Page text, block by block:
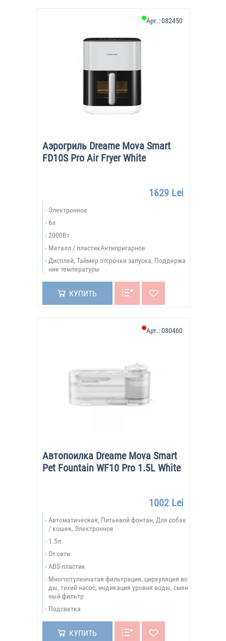
Аэрогриль Dreame Mova Smart
FD10S Pro Air Fryer White
Арт.:082450
1629 Lei
Электронное
6л
2000Вт
Металл / пластикАнтипригарное
Дисплей, Таймер отсрочки запуска, Поддержа
ние температуры
КУПИТЬ
Автопоилка Dreame Mova Smart
Pet Fountain WF10 Pro 1.5L White
Арт.:080460
1002 Lei
Автоматическая, Питьевой фонтан, Для собак
/ кошек, Электронное
1.5л
От сети
ABS-пластик
Многоступенчатая фильтрация, циркуляция во
ды, тихий насос, индикация уровня воды, смен
ный фильтр
Подсветка
КУПИТЬ